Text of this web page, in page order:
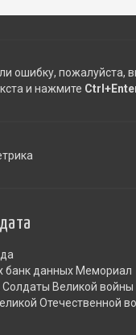
ошибку, пожалуйста,
и нажмите
банк данных Мемориал
Солдаты Великой войны
Отечественной